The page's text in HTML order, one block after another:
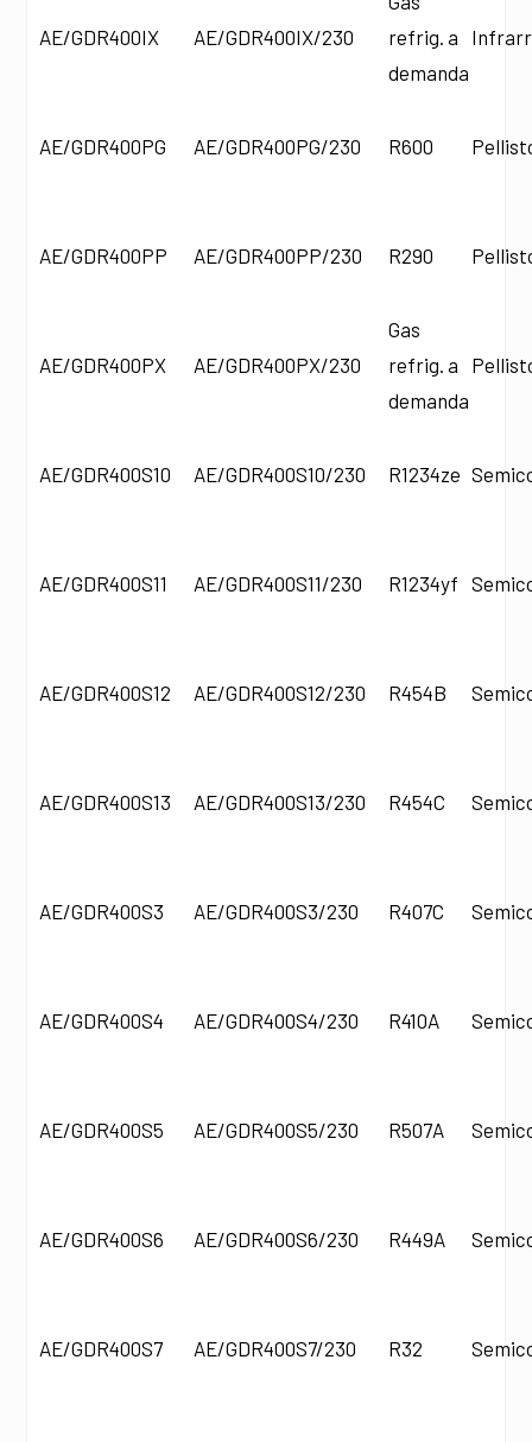
AE/GDR400IX AE/GDR400IX/230
refrig. a
demanda
AE/GDR400PG AE/GDR400PG/230 R600
AE/GDR400PP AE/GDR400PP/230 R290
AE/GDR400PX AE/GDR400PX/230
Gas
refrig. a
demanda
AE/GDR400S10 AE/GDR400S10/230 R1234ze
AE/GDR400S11 AE/GDR400S11/230 R1234yf
AE/GDR400S12 AE/GDR400S12/230 R454B
AE/GDR400S13 AE/GDR400S13/230 R454C
AE/GDR400S3 AE/GDR400S3/230 R407C
AE/GDR400S4 AE/GDR400S4/230 R410A
AE/GDR400S5 AE/GDR400S5/230 R507A
AE/GDR400S6 AE/GDR400S6/230 R449A
AE/GDR400S7 AE/GDR400S7/230 R32